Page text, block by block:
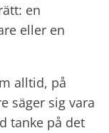
en
eller en
alltid, på
säger sig vara
tanke på det